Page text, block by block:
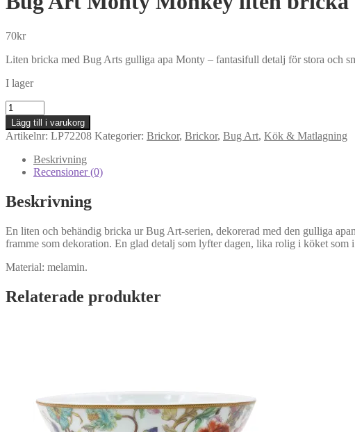
70kr
Liten bricka med Bug Arts gulliga apa Monty – fantasifull detalj för stora och
I lager
Bug
Art
Monty
Monkey
liten
bricka
mängd
Lägg till i varukorg
Artikelnr: LP72208 Kategorier: Brickor, Brickor, Bug Art, Kök & Matlagning
Beskrivning
Recensioner (0)
Beskrivning
En liten och behändig bricka ur Bug Art-serien, dekorerad med den gulliga
framme som dekoration. En glad detalj som lyfter dagen, lika rolig i köket som
Material: melamin.
Relaterade produkter